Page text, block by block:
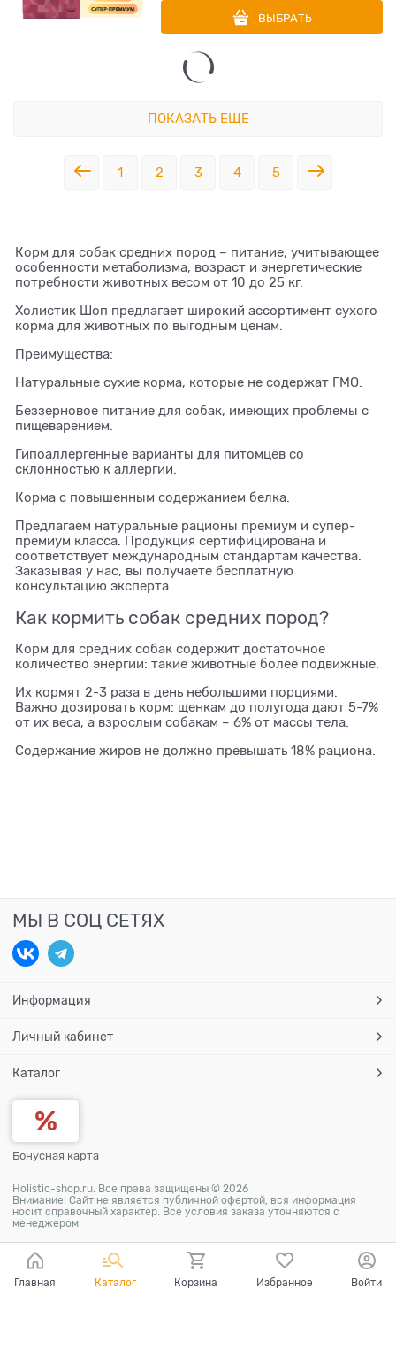
ВЫБРАТЬ
ПОКАЗАТЬ ЕЩЕ
1 2 3 4 5
Корм для собак средних пород – питание, учитывающее
особенности метаболизма, возраст и энергетические
потребности животных весом от 10 до 25 кг.
Холистик Шоп предлагает широкий ассортимент сухого
корма для животных по выгодным ценам.
Преимущества:
Натуральные сухие корма, которые не содержат ГМО.
Беззерновое питание для собак, имеющих проблемы с
пищеварением.
Гипоаллергенные варианты для питомцев со
склонностью к аллергии.
Корма с повышенным содержанием белка.
Предлагаем натуральные рационы премиум и супер-
премиум класса. Продукция сертифицирована и
соответствует международным стандартам качества.
Заказывая у нас, вы получаете бесплатную
консультацию эксперта.
Как кормить собак средних пород?
Корм для средних собак содержит достаточное
количество энергии: такие животные более подвижные.
Их кормят 2-3 раза в день небольшими порциями.
Важно дозировать корм: щенкам до полугода дают 5-7%
от их веса, а взрослым собакам – 6% от массы тела.
Содержание жиров не должно превышать 18% рациона.
МЫ В СОЦ СЕТЯХ
Информация
Личный кабинет
Каталог
Бонусная карта
Holistic-shop.ru. Все права защищены © 2026
Внимание! Сайт не является публичной офертой, вся информация
носит справочный характер. Все условия заказа уточняются с
менеджером
Главная Каталог Корзина Избранное Войти